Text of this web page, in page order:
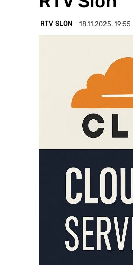
RTV SLON 18.11.2025. 19:55